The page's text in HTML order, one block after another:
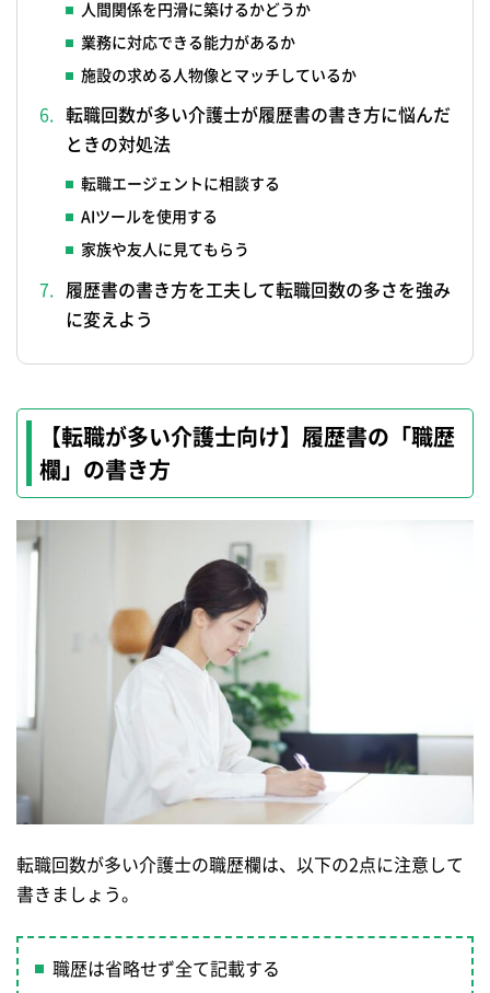
人間関係を円滑に築けるかどうか
業務に対応できる能力があるか
施設の求める人物像とマッチしているか
転職回数が多い介護士が履歴書の書き方に悩んだ
ときの対処法
転職エージェントに相談する
AIツールを使用する
家族や友人に見てもらう
履歴書の書き方を工夫して転職回数の多さを強み
に変えよう
【転職が多い介護士向け】履歴書の「職歴
欄」の書き方
転職回数が多い介護士の職歴欄は、以下の2点に注意して
書きましょう。
職歴は省略せず全て記載する